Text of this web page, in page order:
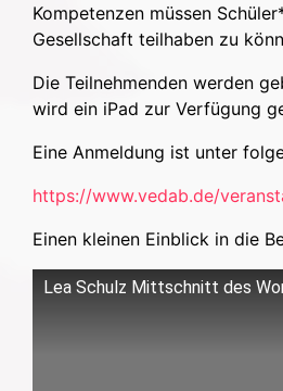
Kompetenzen müssen
Gesellschaft teilhaben zu
Die Teilnehmenden werden
wird ein iPad zur Verfügung
Eine Anmeldung ist unter
https://www.vedab.de/
Einen kleinen Einblick in die
Lea Schulz Mittschnitt des